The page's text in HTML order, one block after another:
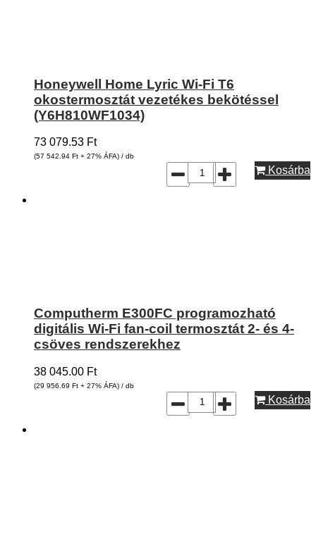
Honeywell Home Lyric Wi-Fi T6
okostermosztát vezetékes bekötéssel
(Y6H810WF1034)
73 079.53 Ft
(57 542.94 Ft + 27% ÁFA) / db
Kosárba
Computherm E300FC programozható
digitális Wi-Fi fan-coil termosztát 2- és 4-
csöves rendszerekhez
38 045.00 Ft
(29 956.69 Ft + 27% ÁFA) / db
Kosárba